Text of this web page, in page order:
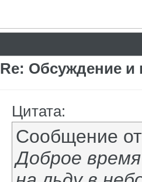
Re: Обсуждение
Цитата:
Сообщение
Доброе